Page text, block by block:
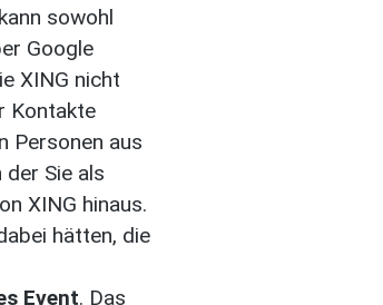
sowohl
Google
XING nicht
Kontakte
Personen aus
Sie als
XING hinaus.
hätten, die
Event. Das